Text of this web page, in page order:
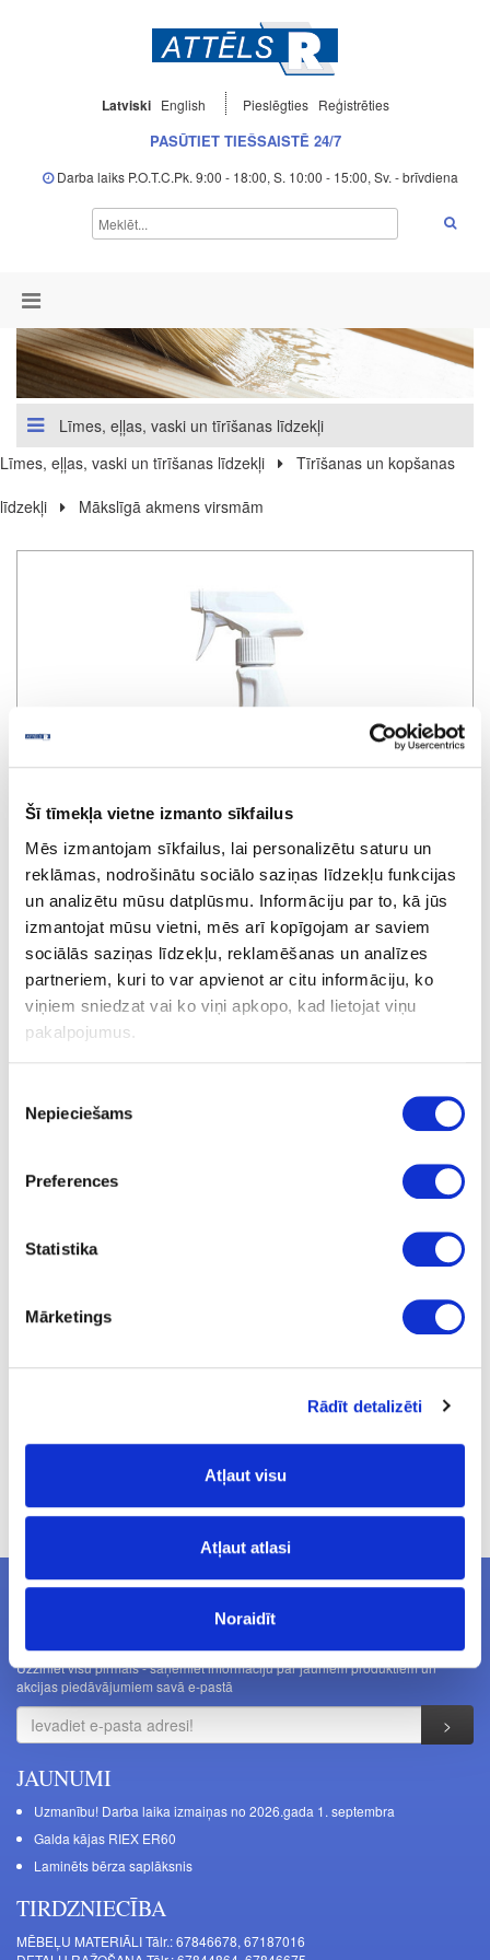
Šī tīmekļa vietne izmanto sīkfailus
Mēs izmantojam sīkfailus, lai personalizētu saturu un
reklāmas, nodrošinātu sociālo saziņas līdzekļu funkcijas
un analizētu mūsu datplūsmu. Informāciju par to, kā jūs
izmantojat mūsu vietni, mēs arī kopīgojam ar saviem
sociālās saziņas līdzekļu, reklamēšanas un analīzes
partneriem, kuri to var apvienot ar citu informāciju, ko
viņiem sniedzat vai ko viņi apkopo, kad lietojat viņu
pakalpojumus.
izvēle
Nepieciešams
Preferences
Statistika
Mārketings
Rādīt detalizēti
Atļaut visu
Atļaut atlasi
Noraidīt
Latviski English Pieslēgties Reģistrēties
PASŪTIET TIEŠSAISTĒ 24/7
Darba laiks P.O.T.C.Pk. 9:00 - 18:00, S. 10:00 - 15:00, Sv. - brīvdiena
Līmes, eļļas, vaski un tīrīšanas līdzekļi
Līmes, eļļas, vaski un tīrīšanas līdzekļi
Tīrīšanas un kopšanas
līdzekļi
Mākslīgā akmens virsmām
Antibakteriālais tīrītājs
Drukāt
41-ANTIBAC500-UN
Cenas norādītas bez PVN. Cenas var tikt mainītas bez iepriekšēja
brīdinājuma.
Uzziniet visu pirmais - saņemiet informāciju par jauniem produktiem un
akcijas piedāvājumiem savā e-pastā
JAUNUMI
Uzmanību! Darba laika izmaiņas no 2026.gada 1. septembra
Galda kājas RIEX ER60
Laminēts bērza saplāksnis
TIRDZNIECĪBA
MĒBEĻU MATERIĀLI Tālr.: 67846678, 67187016